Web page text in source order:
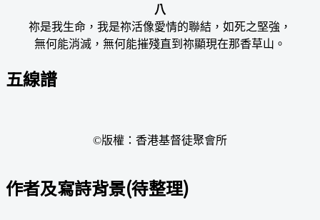
八
祢是我生命，我是祢活像愛情的聯結，如死之堅強，
無何能消滅，無何能摧殘直到祢顯現在那香草山。
五線譜
©版權：香港基督徒聚會所
作者及寫詩背景(待整理)